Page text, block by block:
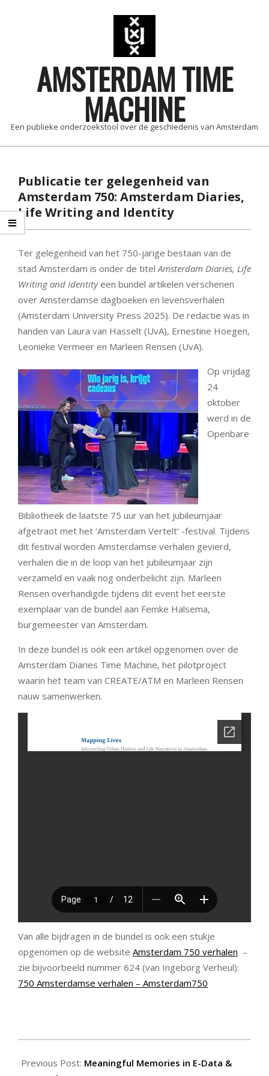
AMSTERDAM TIME
MACHINE
Een publieke onderzoekstool over de geschiedenis van Amsterdam
MenuPublicatie ter gelegenheid van
Amsterdam 750: Amsterdam Diaries,
Life Writing and Identity
Ter gelegenheid van het 750-jarige bestaan van de
stad Amsterdam is onder de titelAmsterdam Diaries, Life
Writing and Identityeen bundel artikelen verschenen
over Amsterdamse dagboeken en levensverhalen
(Amsterdam University Press 2025). De redactie was in
handen van Laura van Hasselt (UvA), Ernestine Hoegen,
Leonieke Vermeer en Marleen Rensen (UvA).
Op vrijdag
24
oktober
werd in de
Openbare
Bibliotheek de laatste 75 uur van het jubileumjaar
afgetraot met het ‘Amsterdam Vertelt’ -festival. Tijdens
dit festival worden Amsterdamse verhalen gevierd,
verhalen die in de loop van het jubileumjaar zijn
verzameld en vaak nog onderbelicht zijn. Marleen
Rensen overhandigde tijdens dit event het eerste
exemplaar van de bundel aan Femke Halsema,
burgemeester van Amsterdam.
In deze bundel is ook een artikel opgenomen over de
Amsterdam Diaries Time Machine, het pilotproject
waarin het team van CREATE/ATM en Marleen Rensen
nauw samenwerken.
Van alle bijdragen in de bundel is ook een stukje
opgenomen op de website Amsterdam 750 verhalen –
zie bijvoorbeeld nummer 624 (van Ingeborg Verheul):
750 Amsterdamse verhalen – Amsterdam750
11-
Previous Post: Meaningful Memories in E-Data &